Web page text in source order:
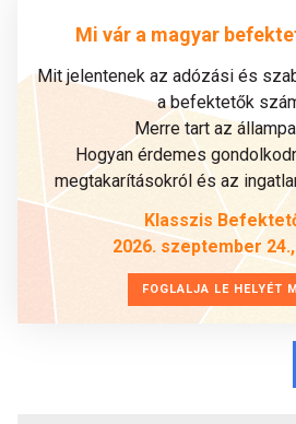
Mi vár a magyar
Mit jelentenek az adózási és
a befektetők
Merre tart az
Hogyan érdemes
megtakarításokról és az
Klasszis
2026. szeptember
FOGLALJA LE HELYÉT